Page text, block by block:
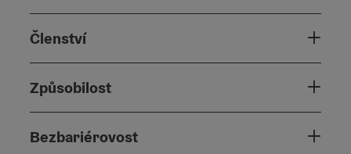
Členství
Způsobilost
Bezbariérovost